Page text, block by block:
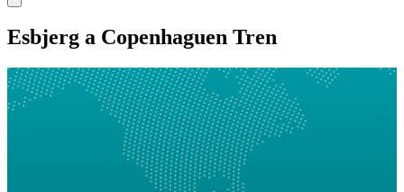
Esbjerg a Copenhaguen Tren